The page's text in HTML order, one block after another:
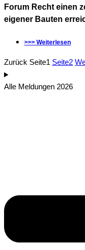
Forum Recht einen
eigener Bauten
>>> Weiterlesen
Zurück Seite1 Seite2
Alle Meldungen 2026